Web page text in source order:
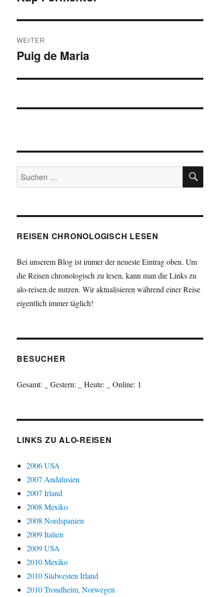
WEITER
Nächster
Puig de Maria
Suchen
nach:
REISEN CHRONOLOGISCH LESEN
Bei unserem Blog ist immer der neueste Eintrag oben. Um
die Reisen chronologisch zu lesen, kann man die Links zu
alo-reisen.de nutzen. Wir aktualisieren während einer Reise
eigentlich immer täglich!
BESUCHER
Gesamt: Gestern: Heute: Online: 1
LINKS ZU ALO-REISEN
2006 USA
2007 Andalusien
2007 Irland
2008 Mexiko
2008 Nordspanien
2009 Italien
2009 USA
2010 Mexiko
2010 Südwesten Irland
2010 Trondheim, Norwegen